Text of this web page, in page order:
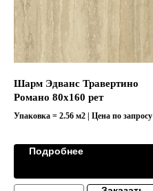
Шарм Эдванс Травертино
Романо 80х160 рет
Упаковка = 2.56 м2 | Цена по запросу
Подробнее